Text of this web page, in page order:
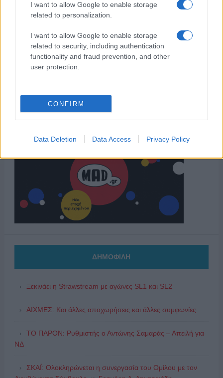
I want to allow Google to enable storage
related to personalization.
I want to allow Google to enable storage
related to security, including authentication
functionality and fraud prevention, and other
user protection.
CONFIRM
Data Deletion Data Access Privacy Policy
ΔΗΜΟΦΙΛΗ
Ξεκινάει η Strawstream με αγώνες SL1 και SL2
ΑΙΧΜΕΣ: Και άλλες αποχωρήσεις και άλλες συμφωνίες
ΤΟ ΠΑΡΟΝ: Ρυθμιστής ο Αντώνης Σαμαράς – Απειλή για
ΝΔ
ΣΚΑΪ: Ολοκληρώνεται η συνεργασία του Ομίλου με τον